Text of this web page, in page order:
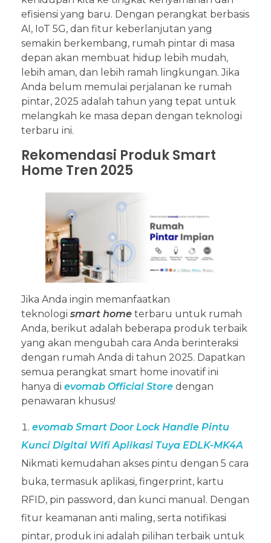
efisiensi yang baru. Dengan perangkat berbasis
AI, IoT 5G, dan fitur keberlanjutan yang
semakin berkembang, rumah pintar di masa
depan akan membuat hidup lebih mudah,
lebih aman, dan lebih ramah lingkungan. Jika
Anda belum memulai perjalanan ke rumah
pintar, 2025 adalah tahun yang tepat untuk
melangkah ke masa depan dengan teknologi
terbaru ini.
Rekomendasi Produk Smart
Home Tren 2025
Jika Anda ingin memanfaatkan
teknologi smart home terbaru untuk rumah
Anda, berikut adalah beberapa produk terbaik
yang akan mengubah cara Anda berinteraksi
dengan rumah Anda di tahun 2025. Dapatkan
semua perangkat smart home inovatif ini
hanya di evomab Official Store dengan
penawaran khusus!
evomab Smart Door Lock Handle Pintu
Kunci Digital Wifi Aplikasi Tuya EDLK-MK4A
Nikmati kemudahan akses pintu dengan 5 cara
buka, termasuk aplikasi, fingerprint, kartu
RFID, pin password, dan kunci manual. Dengan
fitur keamanan anti maling, serta notifikasi
pintar, produk ini adalah pilihan terbaik untuk